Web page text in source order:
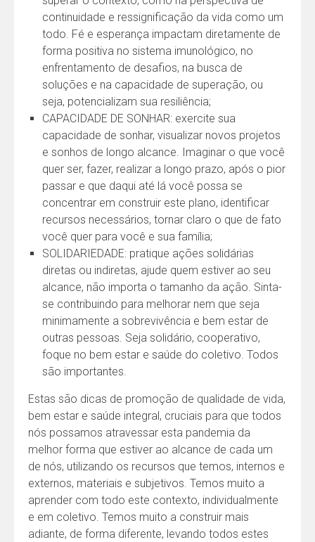
continuidade e ressignificação da vida como um
todo. Fé e esperança impactam diretamente de
forma positiva no sistema imunológico, no
enfrentamento de desafios, na busca de
soluções e na capacidade de superação, ou
seja, potencializam sua resiliência;
CAPACIDADE DE SONHAR: exercite sua
capacidade de sonhar, visualizar novos projetos
e sonhos de longo alcance. Imaginar o que você
quer ser, fazer, realizar a longo prazo, após o pior
passar e que daqui até lá você possa se
concentrar em construir este plano, identificar
recursos necessários, tornar claro o que de fato
você quer para você e sua família;
SOLIDARIEDADE: pratique ações solidárias
diretas ou indiretas, ajude quem estiver ao seu
alcance, não importa o tamanho da ação. Sinta-
se contribuindo para melhorar nem que seja
minimamente a sobrevivência e bem estar de
outras pessoas. Seja solidário, cooperativo,
foque no bem estar e saúde do coletivo. Todos
são importantes.
Estas são dicas de promoção de qualidade de vida,
bem estar e saúde integral, cruciais para que todos
nós possamos atravessar esta pandemia da
melhor forma que estiver ao alcance de cada um
de nós, utilizando os recursos que temos, internos e
externos, materiais e subjetivos. Temos muito a
aprender com todo este contexto, individualmente
e em coletivo. Temos muito a construir mais
adiante, de forma diferente, levando todos estes